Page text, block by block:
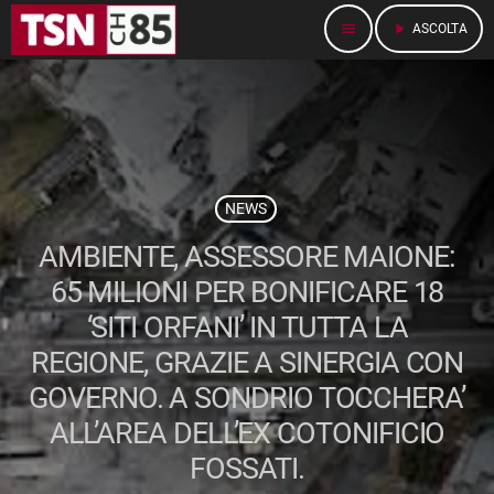
menu play_arrow ASCOLTA
NEWS
AMBIENTE, ASSESSORE MAIONE:
65 MILIONI PER BONIFICARE 18
‘SITI ORFANI’ IN TUTTA LA
REGIONE, GRAZIE A SINERGIA CON
GOVERNO. A SONDRIO TOCCHERA’
ALL’AREA DELL’EX COTONIFICIO
FOSSATI.